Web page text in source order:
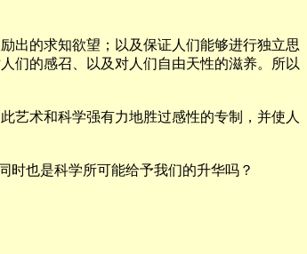
的求知欲望；以及保证人们能够进行独立思
们的感召、以及对人们自由天性的滋养。所以
术和科学强有力地胜过感性的专制，并使人
也是科学所可能给予我们的升华吗？